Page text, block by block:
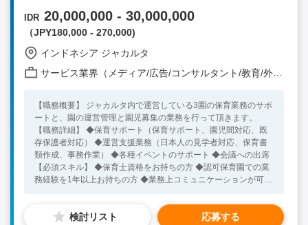
IDR 20,000,000 - 30,000,000
（JPY180,000 - 270,000)
インドネシア ジャカルタ
サービス業界（メディア/広告/コンサルタント/教育/外食/飲食/美容/娯楽/士業 他）
【職務概要】 ジャカルタ内で運営している3園の保育業務のサポ
ートと、園の運営管理と園児募集の業務を行って頂きます。
【職務詳細】 ◆保育サポート（保育サポート、園児間対応、既
存保護者対応） ◆運営支援業務（日本人の見学者対応、保育書
類作成、事務作業） ◆各種イベントのサポート ◆会議への出席
【必須スキル】 ◆保育士資格をお持ちの方 ◆認可保育園での業
務経験を1年以上お持ちの方 ◆業務上コミュニケーションが可能
良し） ◆Word / Excel / Powerpoint の基礎操作が可能な方 【歓
迎スキル】 ◆園の運営業務に関わったことがある方
検討リスト 応募する